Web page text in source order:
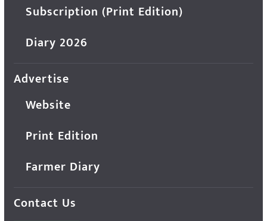
Subscription (Print Edition)
Diary 2026
Advertise
Website
Print Edition
Farmer Diary
Contact Us